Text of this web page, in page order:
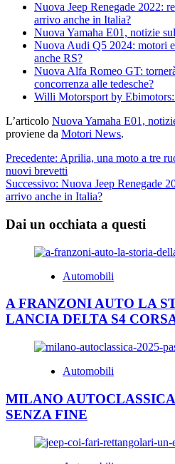
Nuova Jeep Renegade 2022:
arrivo anche in Italia?
Nuova Yamaha E01, notizie
Nuova Audi Q5 2024: motori
anche RS?
Nuova Alfa Romeo GT:
concorrenza alle tedesche?
Willi Motorsport by
L’articolo Nuova Yamaha E01,
proviene da Motori News.
Navigazione
articolo
Precedente: Aprilia, una moto a tre
nuovi brevetti
Successivo: Nuova Jeep Renegade
arrivo anche in Italia?
Dai un occhiata a questi
Automobili
A FRANZONI AUTO LA
LANCIA DELTA S4
Automobili
MILANO AUTOCLASSICA
SENZA FINE